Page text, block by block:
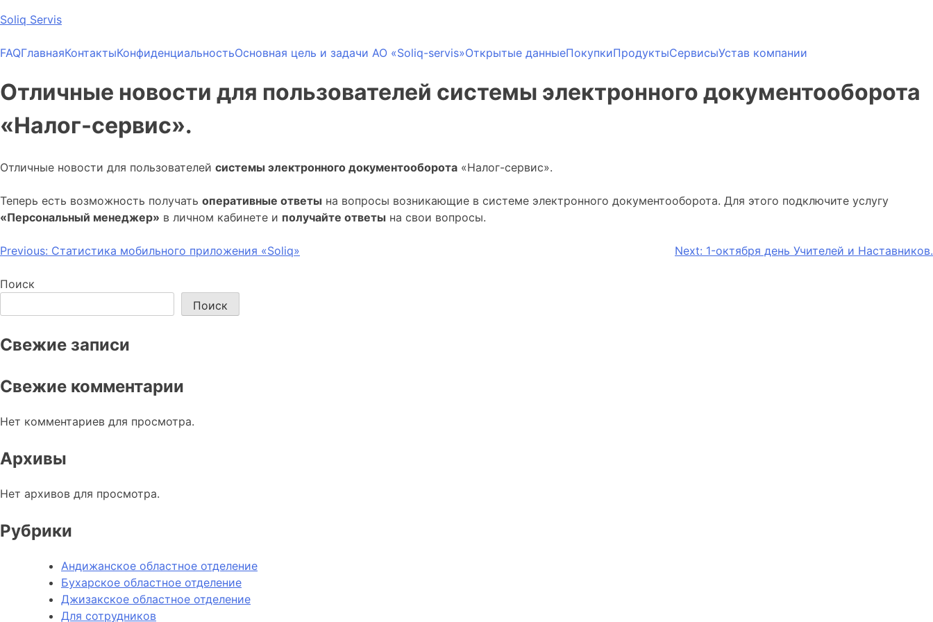
Skip
content
Soliq Servis
FAQГлавнаяКонтактыКонфиденциальностьОсновная цель и задачи AO «Soliq-servis»Открытые данныеПoкупкиПродуктыСервисыУстав компании
Отличные новости для пользователей системы электронного документооборота
«Налог-сервис».
Отличные новости для пользователей системы электронного документооборота «Налог-сервис».
Теперь есть возможность получать оперативные ответы на вопросы возникающие в системе электронного документооборота. Для этого подключите услугу
«Персональный менеджер» в личном кабинете и получайте ответы на свои вопросы.
Навигация
по
Previous: Статистика мобильного приложения «Soliq» Next: 1-октября день Учителей и Наставников.
Поиск
Поиск
Свежие записи
Свежие комментарии
Нет комментариев для просмотра.
Архивы
Нет архивов для просмотра.
Рубрики
Андижанское областное отделение
Бухарское областное отделение
Джизакское областное отделение
Для сотрудников